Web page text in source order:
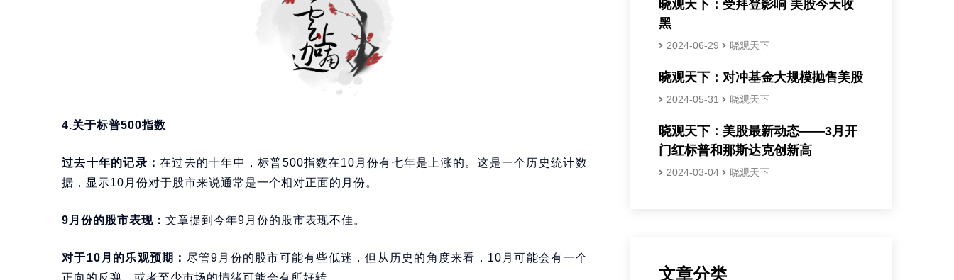
4.关于标普500指数
过去十年的记录：在过去的十年中，标普500指数在10月份有七年是上涨的。这是一个历史统计数
据，显示10月份对于股市来说通常是一个相对正面的月份。
9月份的股市表现： 文章提到今年9月份的股市表现不佳。
对于10月的乐观预期： 尽管9月份的股市可能有些低迷，但从历史的角度来看，10月可能会有一个
正向的反弹，或者至少市场的情绪可能会有所好转。
晓观天下：受拜登影响 美股今天收
黑
2024-06-29 晓观天下
晓观天下：对冲基金大规模抛售美股
2024-05-31 晓观天下
晓观天下：美股最新动态——3月开
门红标普和那斯达克创新高
2024-03-04 晓观天下
文章分类